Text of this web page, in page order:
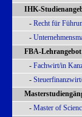
IHK-
- Recht für
-
FBA-Lehrangebot
- Fachwirt/in
-
- Master of